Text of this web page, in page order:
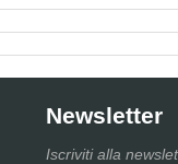
Newsletter
Iscriviti alla